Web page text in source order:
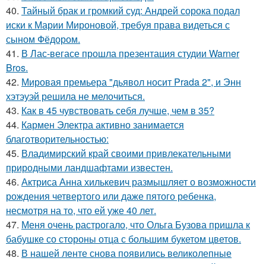
40. Тайный брак и громкий суд: Андрей сорока подал
иски к Марии Мироновой, требуя права видеться с
сыном Фёдором.
41. В Лас-вегасе прошла презентация студии Warner
Bros.
42. Мировая премьера "дьявол носит Prada 2", и Энн
хэтэуэй решила не мелочиться.
43. Как в 45 чувствовать себя лучше, чем в 35?
44. Кармен Электра активно занимается
благотворительностью:
45. Владимирский край своими привлекательными
природными ландшафтами известен.
46. Актриса Анна хилькевич размышляет о возможности
рождения четвертого или даже пятого ребенка,
несмотря на то, что ей уже 40 лет.
47. Меня очень растрогало, что Ольга Бузова пришла к
бабушке со стороны отца с большим букетом цветов.
48. В нашей ленте снова появились великолепные